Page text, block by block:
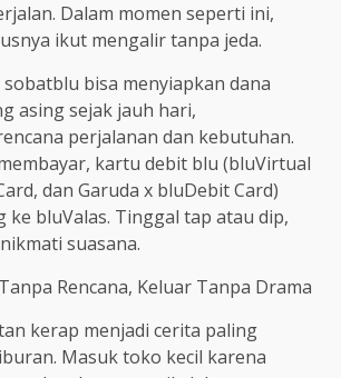
Dalam momen seperti ini,
ikut mengalir tanpa jeda.
sobatblu bisa menyiapkan dana
asing sejak jauh hari,
perjalanan dan kebutuhan.
kartu debit blu (bluVirtual
dan Garuda x bluDebit Card)
bluValas. Tinggal tap atau dip,
suasana.
Rencana, Keluar Tanpa Drama
kerap menjadi cerita paling
Masuk toko kecil karena